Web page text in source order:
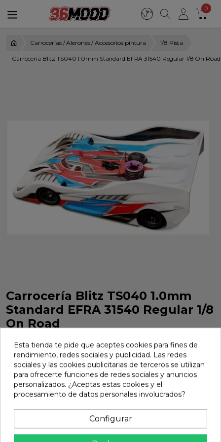
0
Carrocerías / Alerones / Accesorios pintura 1/8 Pista
Carrocería Blitz TS040 1.0mm Standard EFRA 31540 Regular 1/8 On Road
Carrocería Blitz TS040 1.0mm
Standard EFRA 31540 Regular 1/8
On Road
1/8 On Road. Referencia 60415-10.
Marca: Blitz Ref: 60415-10
26,78 €
Añadir
En stock
Esta tienda te pide que aceptes cookies para fines de
rendimiento, redes sociales y publicidad. Las redes
sociales y las cookies publicitarias de terceros se utilizan
para ofrecerte funciones de redes sociales y anuncios
personalizados. ¿Aceptas estas cookies y el
procesamiento de datos personales involucrados?
Configurar